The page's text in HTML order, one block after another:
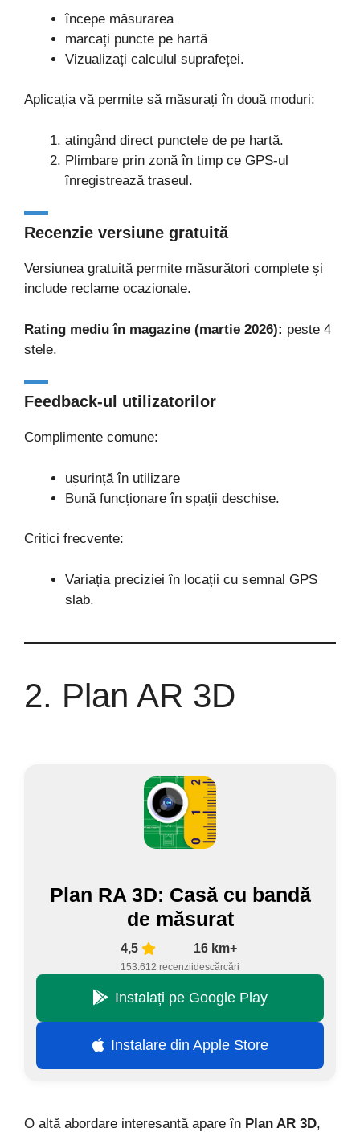
începe măsurarea
marcați puncte pe hartă
Vizualizați calculul suprafeței.
Aplicația vă permite să măsurați în două moduri:
atingând direct punctele de pe hartă.
Plimbare prin zonă în timp ce GPS-ul
înregistrează traseul.
Recenzie versiune gratuită
Versiunea gratuită permite măsurători complete și
include reclame ocazionale.
Rating mediu în magazine (martie 2026): peste 4
stele.
Feedback-ul utilizatorilor
Complimente comune:
ușurință în utilizare
Bună funcționare în spații deschise.
Critici frecvente:
Variația preciziei în locații cu semnal GPS
slab.
2. Plan AR 3D
Plan RA 3D: Casă cu bandă
de măsurat
4,5
153.612 recenzii
16 km+
descărcări
Instalați pe Google Play
Instalare din Apple Store
O altă abordare interesantă apare în Plan AR 3D,